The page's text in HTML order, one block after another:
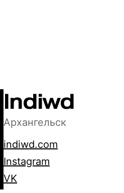
Indiwd
Архангельск
indiwd.com
Instagram
VK